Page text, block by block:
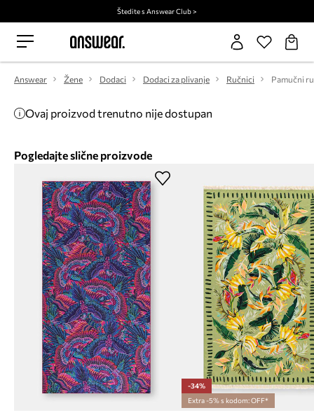
Štedite s Answear Club >
Answear Žene Dodaci Dodaci za plivanje Ručnici
Ovaj proizvod trenutno nije dostupan
Pogledajte slične proizvode
-34%
Extra -5% s kodom: OFF*